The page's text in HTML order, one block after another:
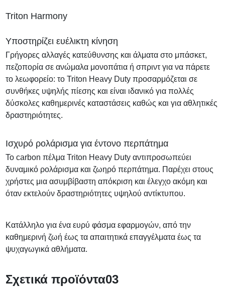
Triton Harmony
Υποστηρίζει ευέλικτη κίνηση
Γρήγορες αλλαγές κατεύθυνσης και άλματα στο μπάσκετ,
πεζοπορία σε ανώμαλα μονοπάτια ή σπριντ για να πάρετε
το λεωφορείο: το Triton Heavy Duty προσαρμόζεται σε
συνθήκες υψηλής πίεσης και είναι ιδανικό για πολλές
δύσκολες καθημερινές καταστάσεις καθώς και για αθλητικές
δραστηριότητες.
Ισχυρό ρολάρισμα για έντονο περπάτημα
Το carbon πέλμα Triton Heavy Duty αντιπροσωπεύει
δυναμικό ρολάρισμα και ζωηρό περπάτημα. Παρέχει στους
χρήστες μια ασυμβίβαστη απόκριση και έλεγχο ακόμη και
όταν εκτελούν δραστηριότητες υψηλού αντίκτυπου.
Κατάλληλο για ένα ευρύ φάσμα εφαρμογών, από την
καθημερινή ζωή έως τα απαιτητικά επαγγέλματα έως τα
ψυχαγωγικά αθλήματα.
Σχετικά προϊόντα03